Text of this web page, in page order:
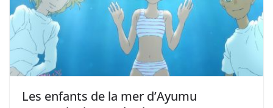
Les enfants de la mer d’Ayumu